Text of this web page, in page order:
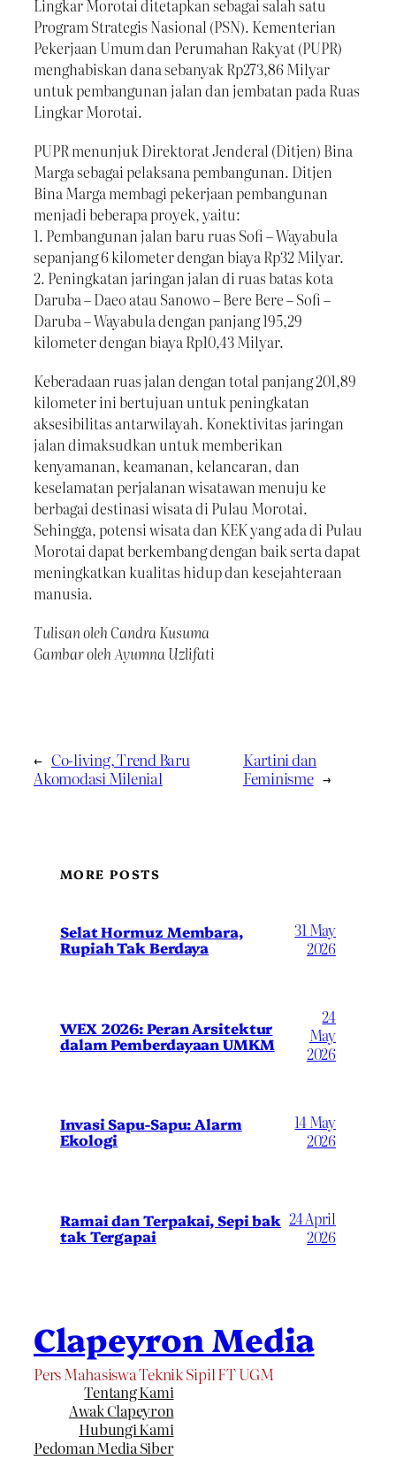
Lingkar Morotai ditetapkan sebagai salah satu
Program Strategis Nasional (PSN). Kementerian
Pekerjaan Umum dan Perumahan Rakyat (PUPR)
menghabiskan dana sebanyak Rp273,86 Milyar
untuk pembangunan jalan dan jembatan pada Ruas
Lingkar Morotai.
PUPR menunjuk Direktorat Jenderal (Ditjen) Bina
Marga sebagai pelaksana pembangunan. Ditjen
Bina Marga membagi pekerjaan pembangunan
menjadi beberapa proyek, yaitu:
1. Pembangunan jalan baru ruas Sofi – Wayabula
sepanjang 6 kilometer dengan biaya Rp32 Milyar.
2. Peningkatan jaringan jalan di ruas batas kota
Daruba – Daeo atau Sanowo – Bere Bere – Sofi –
Daruba – Wayabula dengan panjang 195,29
kilometer dengan biaya Rp10,43 Milyar.
Keberadaan ruas jalan dengan total panjang 201,89
kilometer ini bertujuan untuk peningkatan
aksesibilitas antarwilayah. Konektivitas jaringan
jalan dimaksudkan untuk memberikan
kenyamanan, keamanan, kelancaran, dan
keselamatan perjalanan wisatawan menuju ke
berbagai destinasi wisata di Pulau Morotai.
Sehingga, potensi wisata dan KEK yang ada di Pulau
Morotai dapat berkembang dengan baik serta dapat
meningkatkan kualitas hidup dan kesejahteraan
manusia.
Tulisan oleh Candra Kusuma
Gambar oleh Ayumna Uzlifati
← Co-living, Trend Baru
Akomodasi Milenial
Kartini dan
Feminisme →
MORE POSTS
Selat Hormuz Membara,
Rupiah Tak Berdaya
31 May
2026
WEX 2026: Peran Arsitektur
dalam Pemberdayaan UMKM
24
May
2026
Invasi Sapu-Sapu: Alarm
Ekologi
14 May
2026
Ramai dan Terpakai, Sepi bak
tak Tergapai
24 April
2026
Clapeyron Media
Pers Mahasiswa Teknik Sipil FT UGM
Tentang Kami
Awak Clapeyron
Hubungi Kami
Pedoman Media Siber